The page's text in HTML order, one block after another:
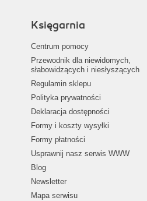
Księgarnia
Centrum pomocy
Przewodnik dla niewidomych,
słabowidzących i niesłyszących
Regulamin sklepu
Polityka prywatności
Deklaracja dostępności
Formy i koszty wysyłki
Formy płatności
Usprawnij nasz serwis WWW
Blog
Newsletter
Mapa serwisu